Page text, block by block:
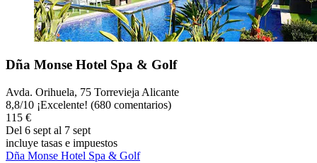
Dña Monse Hotel Spa & Golf
Avda. Orihuela, 75 Torrevieja Alicante
8,8/10 ¡Excelente! (680 comentarios)
115 €
Del 6 sept al 7 sept
incluye tasas e impuestos
Dña Monse Hotel Spa & Golf